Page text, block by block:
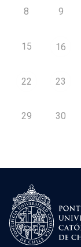
8 9
15 16
22 23
29 30